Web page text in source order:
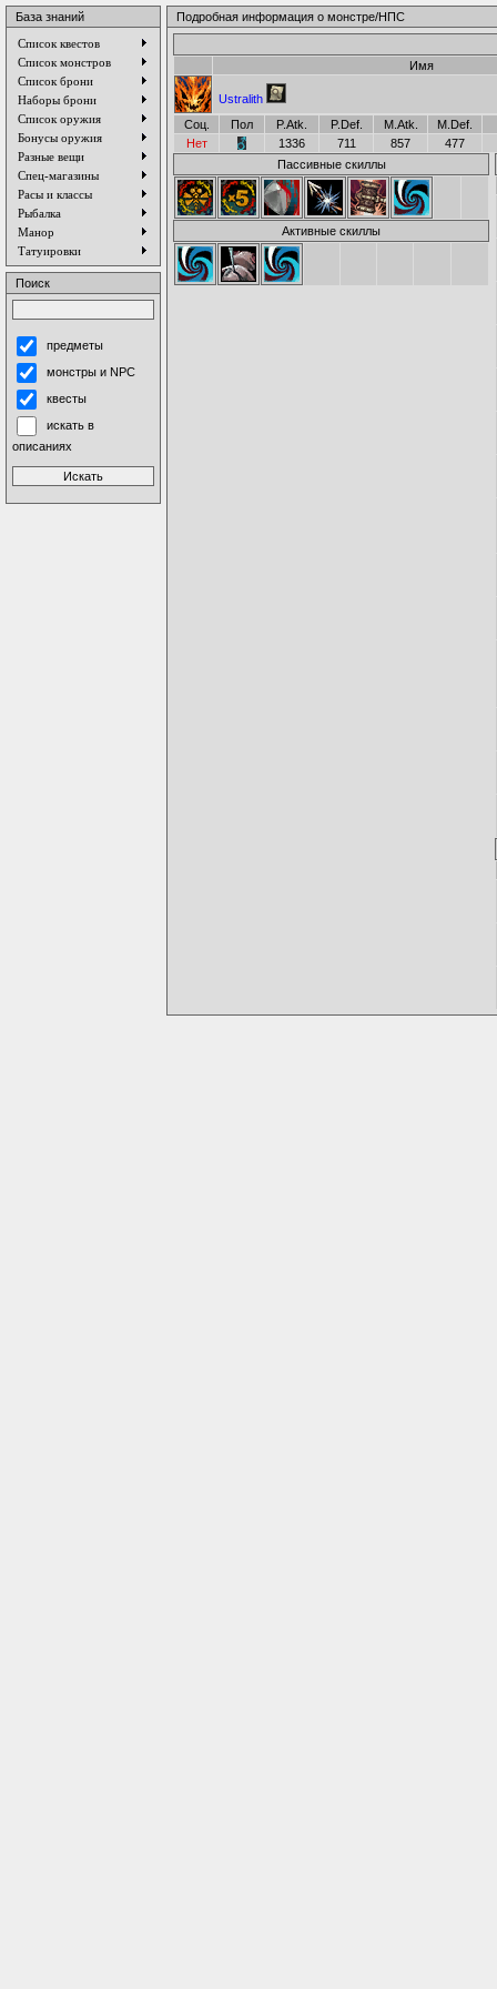
База знаний
Список квестов
Список монстров
Список брони
Наборы брони
Список оружия
Бонусы оружия
Разные вещи
Спец-магазины
Расы и классы
Рыбалка
Манор
Татуировки
Поиск
предметы
монстры и NPC
квесты
искать в
описаниях
Подробная информация о монстре/НПС
Имя
Ustralith
Соц.
Пол P.Atk. P.Def. M.Atk.
M.Def.
Нет
1336 711 857
477
Пассивные скиллы
Активные скиллы